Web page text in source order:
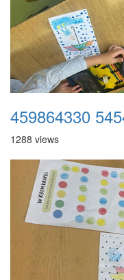
1288 views